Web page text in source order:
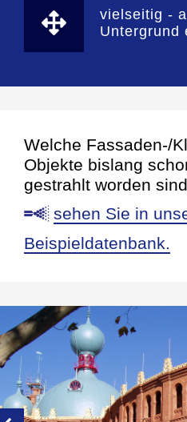
vielseitig -
Untergrund
Welche Fassaden-/
Objekte bislang
gestrahlt worden
sehen Sie in
Beispieldatenbank.